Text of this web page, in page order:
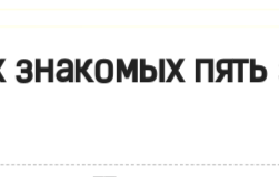
знакомых пять